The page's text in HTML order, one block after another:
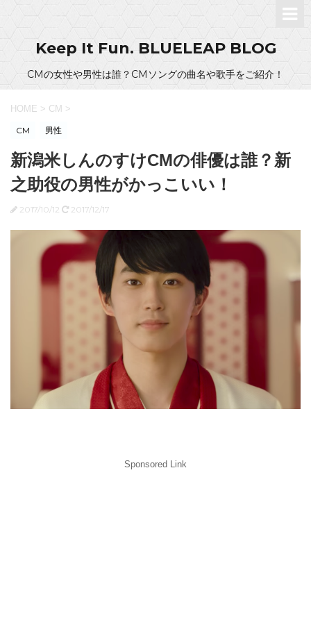
Keep It Fun. BLUELEAP BLOG
CMの女性や男性は誰？CMソングの曲名や歌手をご紹介！
HOME > CM >
CM 男性
新潟米しんのすけCMの俳優は誰？新
之助役の男性がかっこいい！
2017/10/12 2017/12/17
Sponsored Link